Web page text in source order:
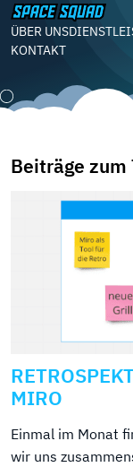
ÜBER UNS
KONTAKT
Beiträge zum
MIRO
Einmal im Monat
wir uns